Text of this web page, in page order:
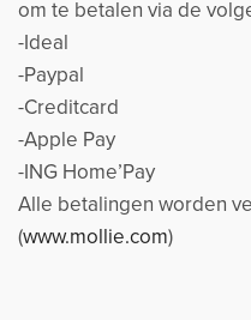
om te betalen via de
-Ideal
-Paypal
-Creditcard
-Apple Pay
-ING Home’Pay
Alle betalingen worden
(www.mollie.com)